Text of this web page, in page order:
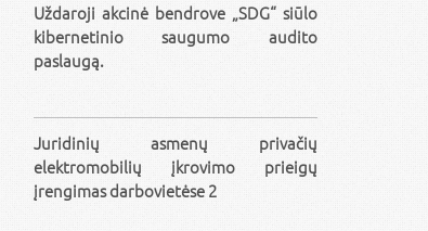
Uždaroji akcinė bendrove „SDG“ siūlo
kibernetinio saugumo audito
paslaugą.
Juridinių asmenų privačių
elektromobilių įkrovimo prieigų
įrengimas darbovietėse 2